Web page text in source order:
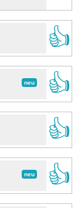
👍
neu
👍
👍
neu
👍